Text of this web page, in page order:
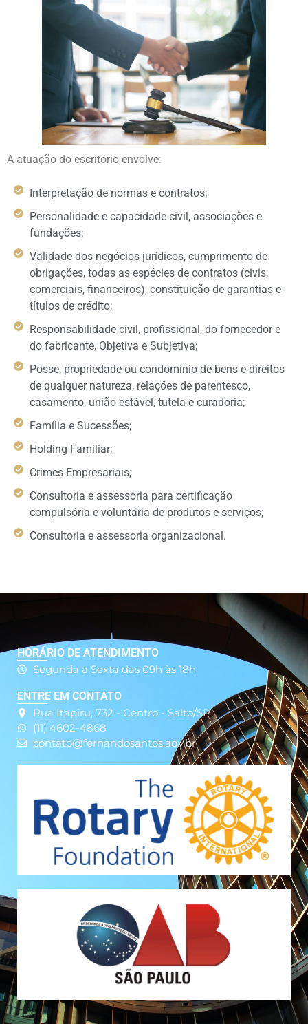
A atuação do escritório envolve:
Interpretação de normas e contratos;
Personalidade e capacidade civil, associações e
fundações;
Validade dos negócios jurídicos, cumprimento de
obrigações, todas as espécies de contratos (civis,
comerciais, financeiros), constituição de garantias e
títulos de crédito;
Responsabilidade civil, profissional, do fornecedor e
do fabricante, Objetiva e Subjetiva;
Posse, propriedade ou condomínio de bens e direitos
de qualquer natureza, relações de parentesco,
casamento, união estável, tutela e curadoria;
Família e Sucessões;
Holding Familiar;
Crimes Empresariais;
Consultoria e assessoria para certificação
compulsória e voluntária de produtos e serviços;
Consultoria e assessoria organizacional.
HORÁRIO DE ATENDIMENTO
Segunda a Sexta das 09h às 18h
ENTRE EM CONTATO
Rua Itapiru, 732 - Centro - Salto/SP
(11) 4602-4868
contato@fernandosantos.adv.br